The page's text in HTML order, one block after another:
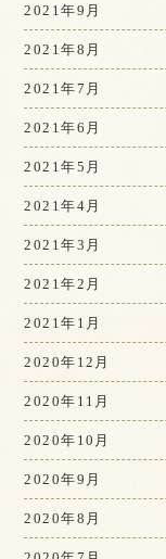
2021年9月
2021年8月
2021年7月
2021年6月
2021年5月
2021年4月
2021年3月
2021年2月
2021年1月
2020年12月
2020年11月
2020年10月
2020年9月
2020年8月